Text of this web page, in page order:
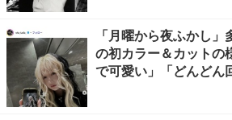
「月曜から夜ふかし
の初カラー＆カットの
で可愛い」「どんどん